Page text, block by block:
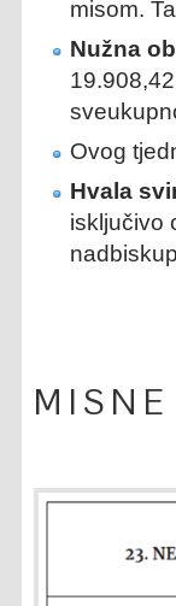
misom.
Nužna
Ovog
Hvala
isključivo
M I S N